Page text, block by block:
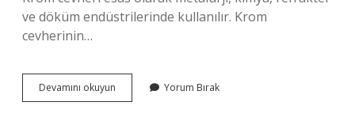
ve döküm endüstrilerinde kullanılır. Krom
cevherinin…
Devamını okuyun
Minerali
Yorum Bırak